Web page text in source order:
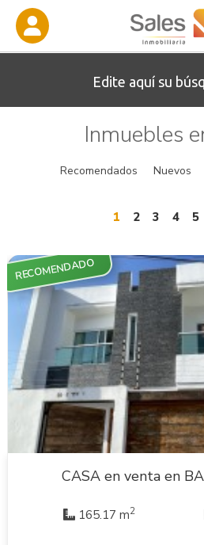
Edite aquí su
Inmuebles
Recomendados Nuevos
1 2 3 4 5
VER
RECOMENDADO
CASA en venta en
165.17 m2